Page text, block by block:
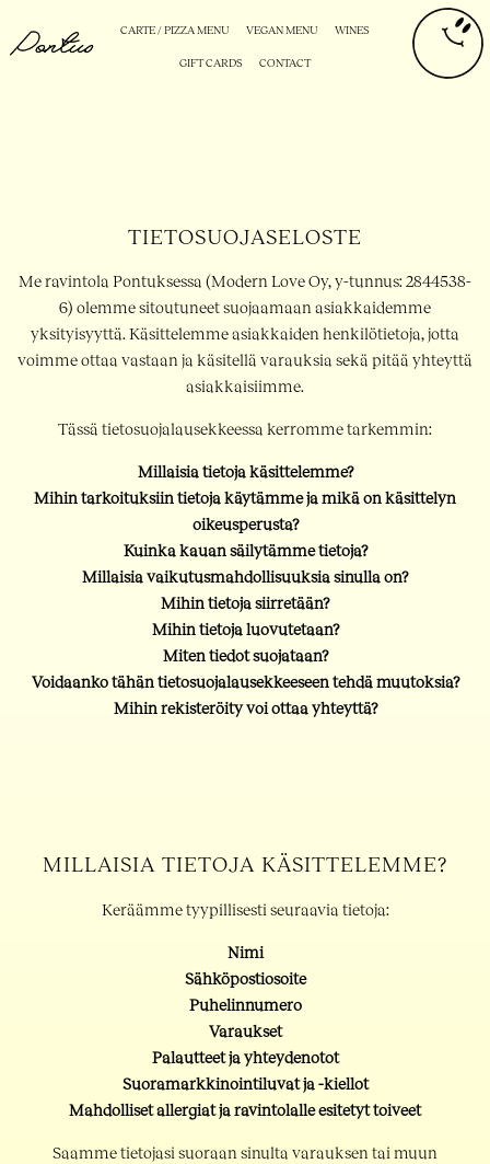
CARTE / PIZZA MENU VEGAN MENU WINES
GIFT CARDS CONTACT
TIETOSUOJASELOSTE
Me ravintola Pontuksessa (Modern Love Oy, y-tunnus: 2844538-
6) olemme sitoutuneet suojaamaan asiakkaidemme
yksityisyyttä. Käsittelemme asiakkaiden henkilötietoja, jotta
voimme ottaa vastaan ja käsitellä varauksia sekä pitää yhteyttä
asiakkaisiimme.
Tässä tietosuojalausekkeessa kerromme tarkemmin:
Millaisia tietoja käsittelemme?
Mihin tarkoituksiin tietoja käytämme ja mikä on käsittelyn
oikeusperusta?
Kuinka kauan säilytämme tietoja?
Millaisia vaikutusmahdollisuuksia sinulla on?
Mihin tietoja siirretään?
Mihin tietoja luovutetaan?
Miten tiedot suojataan?
Voidaanko tähän tietosuojalausekkeeseen tehdä muutoksia?
Mihin rekisteröity voi ottaa yhteyttä?
MILLAISIA TIETOJA KÄSITTELEMME?
Keräämme tyypillisesti seuraavia tietoja:
Nimi
Sähköpostiosoite
Puhelinnumero
Varaukset
Palautteet ja yhteydenotot
Suoramarkkinointiluvat ja -kiellot
Mahdolliset allergiat ja ravintolalle esitetyt toiveet
Saamme tietojasi suoraan sinulta varauksen tai muun